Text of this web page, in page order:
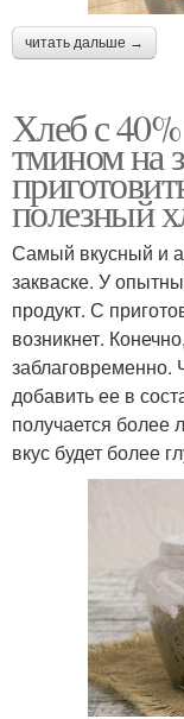
читать дальше →
Хлеб с
тмином на
полезный
Самый вкусный и
закваске. У
продукт. С
возникнет.
заблаговременно.
добавить ее в
получается более
вкус будет более